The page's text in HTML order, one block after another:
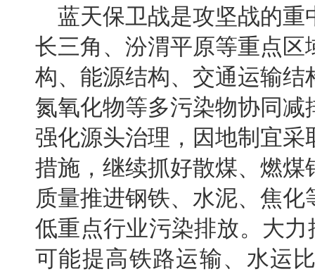
蓝天保卫战是攻坚战的
长三角、汾渭平原等重点
构、能源结构、交通运输
氮氧化物等多污染物协同
强化源头治理，因地制宜
措施，继续抓好散煤、燃
质量推进钢铁、水泥、焦
低重点行业污染排放。大力
可能提高铁路运输、水运